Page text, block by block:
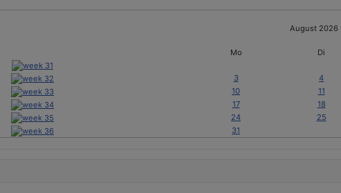
August 2026
Mo Di
3
4
10
11
17
18
24
25
31